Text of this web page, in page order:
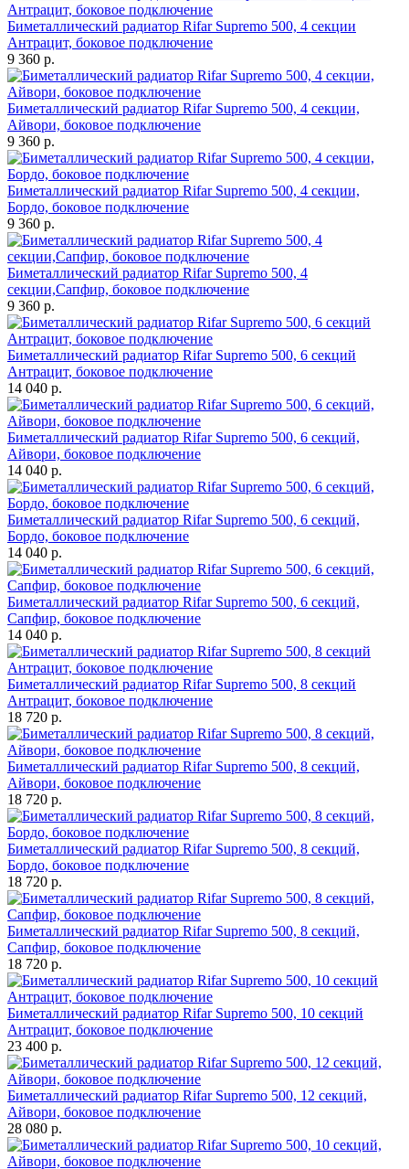
Биметаллический радиатор Rifar Supremo 500, 4 секции
Антрацит, боковое подключение
9 360 р.
Биметаллический радиатор Rifar Supremo 500, 4 секции,
Айвори, боковое подключение
9 360 р.
Биметаллический радиатор Rifar Supremo 500, 4 секции,
Бордо, боковое подключение
9 360 р.
Биметаллический радиатор Rifar Supremo 500, 4
секции,Сапфир, боковое подключение
9 360 р.
Биметаллический радиатор Rifar Supremo 500, 6 секций
Антрацит, боковое подключение
14 040 р.
Биметаллический радиатор Rifar Supremo 500, 6 секций,
Айвори, боковое подключение
14 040 р.
Биметаллический радиатор Rifar Supremo 500, 6 секций,
Бордо, боковое подключение
14 040 р.
Биметаллический радиатор Rifar Supremo 500, 6 секций,
Сапфир, боковое подключение
14 040 р.
Биметаллический радиатор Rifar Supremo 500, 8 секций
Антрацит, боковое подключение
18 720 р.
Биметаллический радиатор Rifar Supremo 500, 8 секций,
Айвори, боковое подключение
18 720 р.
Биметаллический радиатор Rifar Supremo 500, 8 секций,
Бордо, боковое подключение
18 720 р.
Биметаллический радиатор Rifar Supremo 500, 8 секций,
Сапфир, боковое подключение
18 720 р.
Биметаллический радиатор Rifar Supremo 500, 10 секций
Антрацит, боковое подключение
23 400 р.
Биметаллический радиатор Rifar Supremo 500, 12 секций,
Айвори, боковое подключение
28 080 р.